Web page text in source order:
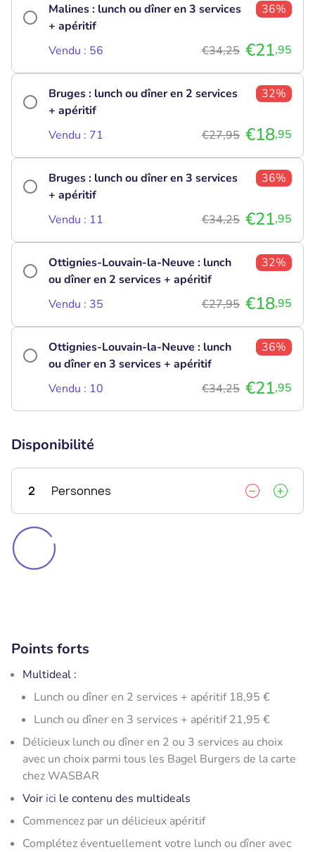
Malines : lunch ou dîner en 3 services
+ apéritif
36%
Vendu : 56 €34,25 €21,95
Bruges : lunch ou dîner en 2 services
+ apéritif
32%
Vendu : 71 €27,95 €18,95
Bruges : lunch ou dîner en 3 services
+ apéritif
36%
Vendu : 11 €34,25 €21,95
Ottignies-Louvain-la-Neuve : lunch
ou dîner en 2 services + apéritif
32%
Vendu : 35 €27,95 €18,95
Ottignies-Louvain-la-Neuve : lunch
ou dîner en 3 services + apéritif
36%
Vendu : 10 €34,25 €21,95
Disponibilité
2 Personnes
Points forts
Multideal :
Lunch ou dîner en 2 services + apéritif 18,95 €
Lunch ou dîner en 3 services + apéritif 21,95 €
Délicieux lunch ou dîner en 2 ou 3 services au choix
avec un choix parmi tous les Bagel Burgers de la carte
chez WASBAR
Voir ici le contenu des multideals
Commencez par un délicieux apéritif
Complétez éventuellement votre lunch ou dîner avec